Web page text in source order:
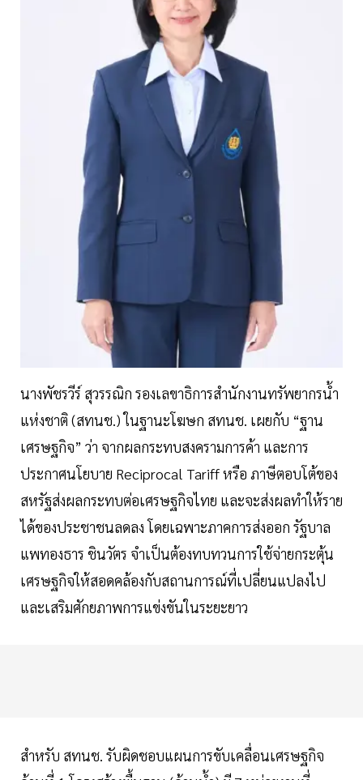
นางพัชรวีร์ สุวรรณิก รองเลขาธิการสำนักงานทรัพยากรนํ้า
แห่งชาติ (สทนช.) ในฐานะโฆษก สทนช. เผยกับ “ฐาน
เศรษฐกิจ” ว่า จากผลกระทบสงครามการค้า และการ
ประกาศนโยบาย Reciprocal Tariff หรือ ภาษีตอบโต้ของ
สหรัฐส่งผลกระทบต่อเศรษฐกิจไทย และจะส่งผลทำให้ราย
ได้ของประชาชนลดลง โดยเฉพาะภาคการส่งออก รัฐบาล
แพทองธาร ชินวัตร จำเป็นต้องทบทวนการใช้จ่ายกระตุ้น
เศรษฐกิจให้สอดคล้องกับสถานการณ์ที่เปลี่ยนแปลงไป
และเสริมศักยภาพการแข่งขันในระยะยาว
สำหรับ สทนช. รับผิดชอบแผนการขับเคลื่อนเศรษฐกิจ